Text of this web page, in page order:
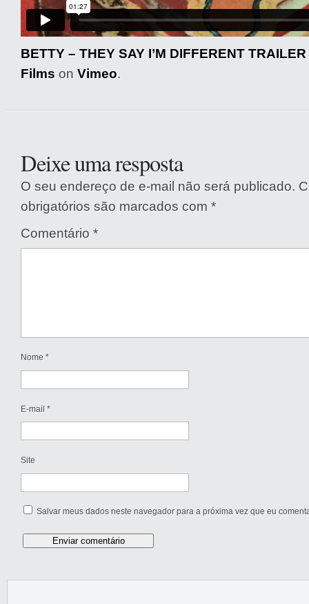
BETTY – THEY SAY I’M DIFFERENT TRAILER
Films on Vimeo.
Deixe uma resposta
O seu endereço de e-mail não será publicado.
obrigatórios são marcados com *
Comentário *
Nome *
E-mail *
Site
Salvar meus dados neste navegador para a próxima vez que eu